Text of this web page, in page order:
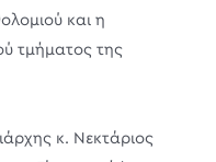
και η
τμήματος της
κ. Νεκτάριος